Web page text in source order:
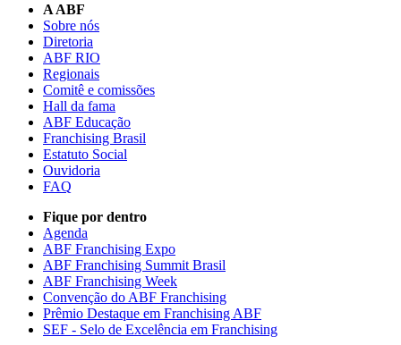
A ABF
Sobre nós
Diretoria
ABF RIO
Regionais
Comitê e comissões
Hall da fama
ABF Educação
Franchising Brasil
Estatuto Social
Ouvidoria
FAQ
Fique por dentro
Agenda
ABF Franchising Expo
ABF Franchising Summit Brasil
ABF Franchising Week
Convenção do ABF Franchising
Prêmio Destaque em Franchising ABF
SEF - Selo de Excelência em Franchising